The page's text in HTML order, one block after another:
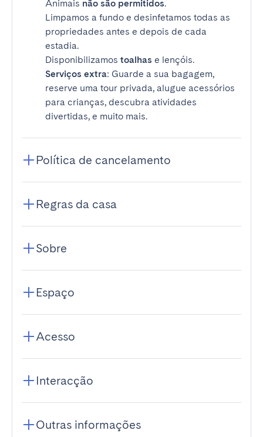
Animais não são permitidos.
Limpamos a fundo e desinfetamos todas as
propriedades antes e depois de cada
estadia.
Disponibilizamos toalhas e lençóis.
Serviços extra: Guarde a sua bagagem,
reserve uma tour privada, alugue acessórios
para crianças, descubra atividades
divertidas, e muito mais.
Política de cancelamento
Regras da casa
Sobre
Espaço
Acesso
Interacção
Outras informações